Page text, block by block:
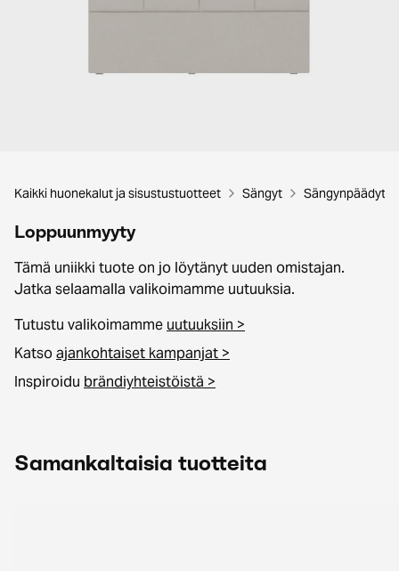
Kaikki huonekalut ja sisustustuotteet Sängyt Sängynpäädyt
Loppuunmyyty
Tämä uniikki tuote on jo löytänyt uuden omistajan.
Jatka selaamalla valikoimamme uutuuksia.
Tutustu valikoimamme uutuuksiin >
Katsoajankohtaiset kampanjat >
Inspiroidu brändiyhteistöistä >
Samankaltaisia tuotteita